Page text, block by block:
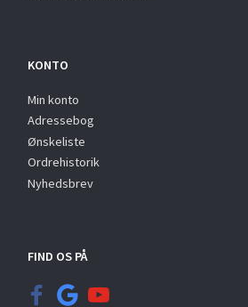
KONTO
Min konto
Adressebog
Ønskeliste
Ordrehistorik
Nyhedsbrev
FIND OS PÅ